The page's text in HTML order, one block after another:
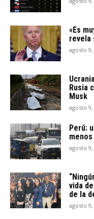
«Es
revela
agosto 9,
Rusia
Musk
agosto 9,
Perú:
agosto 9,
vida
de la
agosto 9,